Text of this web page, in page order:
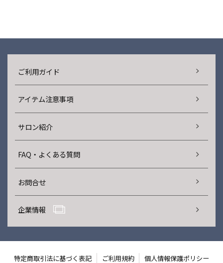
ご利用ガイド
アイテム注意事項
サロン紹介
FAQ・よくある質問
お問合せ
企業情報
特定商取引法に基づく表記 ご利用規約 個人情報保護ポリシー